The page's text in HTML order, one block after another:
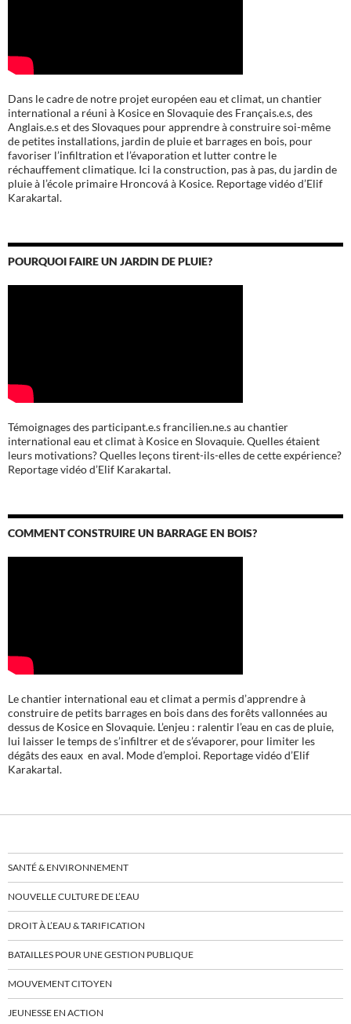
Dans le cadre de notre projet européen eau et climat, un chantier
international a réuni à Kosice en Slovaquie des Français.e.s, des
Anglais.e.s et des Slovaques pour apprendre à construire soi-même
de petites installations, jardin de pluie et barrages en bois, pour
favoriser l’infiltration et l’évaporation et lutter contre le
réchauffement climatique. Ici la construction, pas à pas, du jardin de
pluie à l’école primaire Hroncová à Kosice. Reportage vidéo d’Elif
Karakartal.
POURQUOI FAIRE UN JARDIN DE PLUIE?
Témoignages des participant.e.s francilien.ne.s au chantier
international eau et climat à Kosice en Slovaquie. Quelles étaient
leurs motivations? Quelles leçons tirent-ils-elles de cette expérience?
Reportage vidéo d’Elif Karakartal.
COMMENT CONSTRUIRE UN BARRAGE EN BOIS?
Le chantier international eau et climat a permis d’apprendre à
construire de petits barrages en bois dans des forêts vallonnées au
dessus de Kosice en Slovaquie. L’enjeu : ralentir l’eau en cas de pluie,
lui laisser le temps de s’infiltrer et de s’évaporer, pour limiter les
dégâts des eaux en aval. Mode d’emploi. Reportage vidéo d’Elif
Karakartal.
SANTÉ & ENVIRONNEMENT
NOUVELLE CULTURE DE L’EAU
DROIT À L’EAU & TARIFICATION
BATAILLES POUR UNE GESTION PUBLIQUE
MOUVEMENT CITOYEN
JEUNESSE EN ACTION